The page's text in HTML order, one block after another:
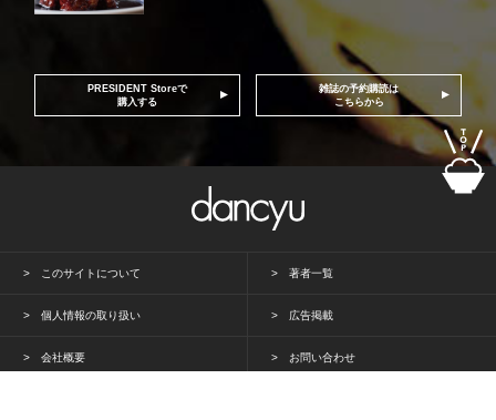
PRESIDENT Storeで
購入する
雑誌の予約購読は
こちらから
このサイトについて 著者一覧
個人情報の取り扱い 広告掲載
会社概要 お問い合わせ